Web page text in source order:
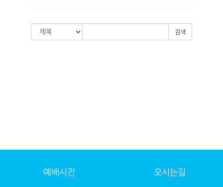
검색
예배시간 오시는길